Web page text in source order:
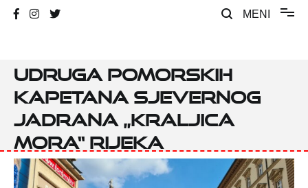
MENI
Udruga pomorskih
kapetana sjevernog
Jadrana „Kraljica
mora“ Rijeka